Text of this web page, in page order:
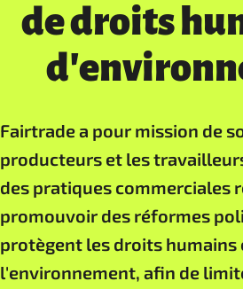
de droits
Fairtrade a pour mission de
producteurs et les
des pratiques commerciales
promouvoir des réformes
protègent les droits humains
l'environnement, afin de